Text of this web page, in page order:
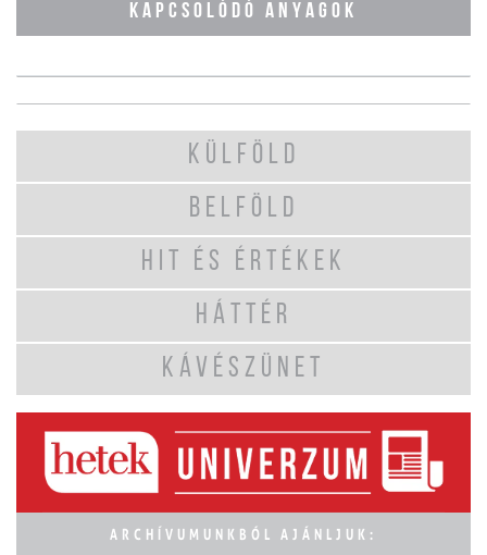
KAPCSOLÓDÓ ANYAGOK
KÜLFÖLD
BELFÖLD
HIT ÉS ÉRTÉKEK
HÁTTÉR
KÁVÉSZÜNET
ARCHÍVUMUNKBÓL AJÁNLJUK: